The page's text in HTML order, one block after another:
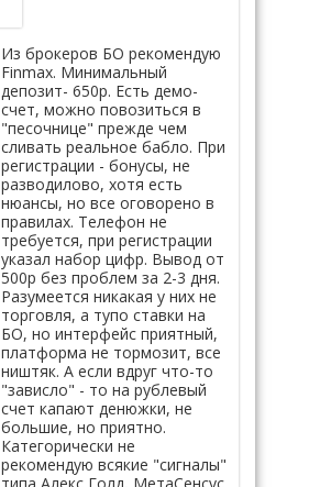
Из брокеров БО рекомендую
Finmax. Минимальный
депозит- 650р. Есть демо-
счет, можно повозиться в
"песочнице" прежде чем
сливать реальное бабло. При
регистрации - бонусы, не
разводилово, хотя есть
нюансы, но все оговорено в
правилах. Телефон не
требуется, при регистрации
указал набор цифр. Вывод от
500р без проблем за 2-3 дня.
Разумеется никакая у них не
торговля, а тупо ставки на
БО, но интерфейс приятный,
платформа не тормозит, все
ништяк. А если вдруг что-то
"зависло" - то на рублевый
счет капают денюжки, не
большие, но приятно.
Категорически не
рекомендую всякие "сигналы"